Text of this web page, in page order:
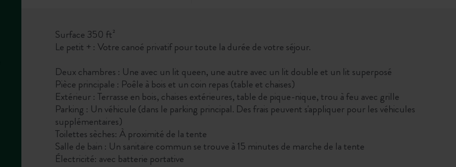
Surface 350 ft²
Le petit + : Votre canoé privatif pour toute la durée de votre séjour.
Deux chambres : Une avec un lit queen, une autre avec un lit double et un lit superposé
Pièce principale : Poêle à bois et un coin repas (table et chaises)
Extérieur : Terrasse en bois, chaises extérieures, table de pique-nique, trou à feu avec grille
Parking : Un véhicule (dans le parking principal. Des frais peuvent s'appliquer pour les véhicules
supplémentaires)
Toilettes sèches: À proximité de la tente
Salle de bain : Un sanitaire commun se trouve à 15 minutes de marche de la tente
Électricité: avec batterie portative